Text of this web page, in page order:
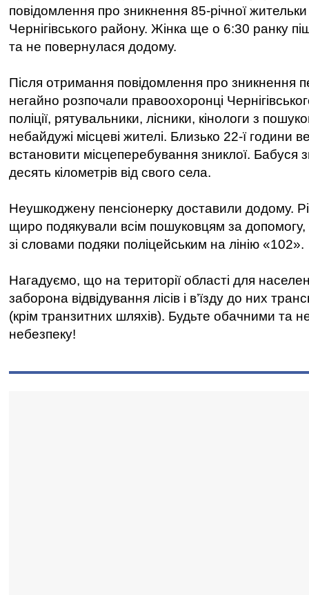
повідомлення про зникнення 85-річної жительки
Чернігівського району. Жінка ще о 6:30 ранку
та не повернулася додому.
Після отримання повідомлення про зникнення
негайно розпочали правоохоронці
поліції, рятувальники, лісники, кінологи з
небайдужі місцеві жителі. Близько 22-ї години
встановити місцеперебування зниклої.
десять кілометрів від свого села.
Неушкоджену пенсіонерку доставили додому.
щиро подякували всім пошуковцям за
зі словами подяки поліцейським на лінію «102».
Нагадуємо, що на території області для
заборона відвідування лісів і в’їзду до них
(крім транзитних шляхів). Будьте обачними та
небезпеку!